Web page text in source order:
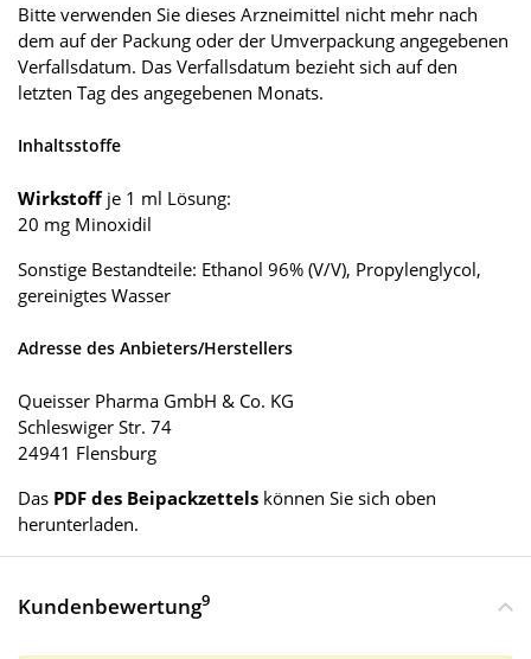
Bitte verwenden Sie dieses Arzneimittel nicht mehr nach
dem auf der Packung oder der Umverpackung angegebenen
Verfallsdatum. Das Verfallsdatum bezieht sich auf den
letzten Tag des angegebenen Monats.
Inhaltsstoffe
Wirkstoff je 1 ml Lösung:
20 mg Minoxidil
Sonstige Bestandteile: Ethanol 96% (V/V), Propylenglycol,
gereinigtes Wasser
Adresse des Anbieters/Herstellers
Queisser Pharma GmbH & Co. KG
Schleswiger Str. 74
24941 Flensburg
Das PDF des Beipackzettels können Sie sich oben
herunterladen.
Kundenbewertung9